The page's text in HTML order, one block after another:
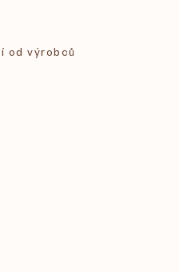
od výrobců